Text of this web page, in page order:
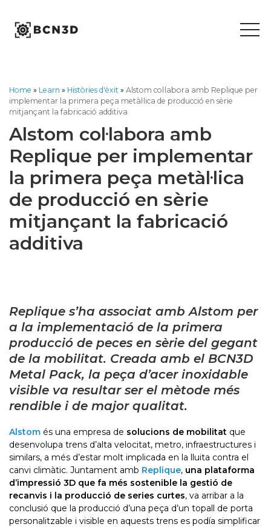
content
Home » Learn » Històries d'èxit » Alstom col·labora amb Replique per
implementar la primera peça metàl·lica de producció en sèrie
mitjançant la fabricació additiva
Alstom col·labora amb
Replique per implementar
la primera peça metàl·lica
de producció en sèrie
mitjançant la fabricació
additiva
Replique s’ha associat amb Alstom per
a la implementació de la primera
producció de peces en sèrie del gegant
de la mobilitat. Creada amb el BCN3D
Metal Pack, la peça d’acer inoxidable
visible va resultar ser el mètode més
rendible i de major qualitat.
Alstom és una empresa de solucions de mobilitat que
desenvolupa trens d’alta velocitat, metro, infraestructures i
similars, a més d’estar molt implicada en la lluita contra el
canvi climàtic. Juntament amb Replique, una plataforma
d’impressió 3D que fa més sostenible la gestió de
recanvis i la producció de series curtes, va arribar a la
conclusió que la producció d’una peça d’un topall de porta
personalitzable i visible en aquests trens es podía simplificar